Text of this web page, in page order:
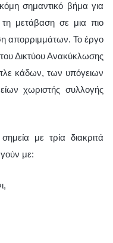
σημαντικό βήμα για
τη μετάβαση σε μια πιο
απορριμμάτων. Το έργο
του Δικτύου Ανακύκλωσης
κάδων, των υπόγειων
χωριστής συλλογής
με τρία διακριτά
με: